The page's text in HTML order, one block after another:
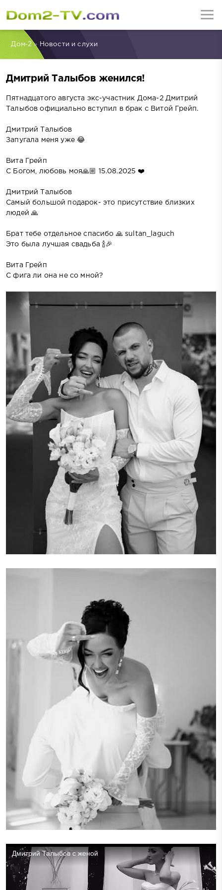
Дом-2» Новости и слухи
Дмитрий Талыбов женился!
Пятнадцатого августа экс-участник Дома-2 Дмитрий
Талыбов официально вступил в брак с Витой Грейп.
Дмитрий Талыбов
Запугала меня уже 😂
Вита Грейп
С Богом, любовь моя🙏🏼 15.08.2025 ❤️
Дмитрий Талыбов
Самый большой подарок- это присутствие близких
людей 🙏
Брат тебе отдельное спасибо 🙏 sultan_laguch
Это была лучшая свадьба 🍾🎉
Вита Грейп
С фига ли она не со мной?